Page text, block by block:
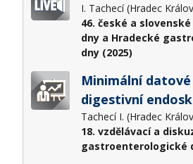
I. Tachecí (Hradec
46. české a
dny a Hradecké
dny (2025)
Minimální
digestivní
Tachecí I. (Hradec
18. vzdělávací a
gastroenterologické